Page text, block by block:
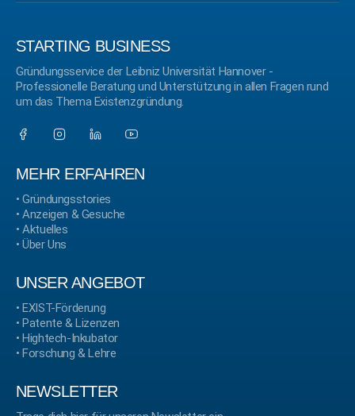
STARTING BUSINESS
Gründungsservice der Leibniz Universität Hannover -
Professionelle Beratung und Unterstützung in allen Fragen rund
um das Thema Existenzgründung.
MEHR ERFAHREN
•Gründungsstories
•Anzeigen & Gesuche
•Aktuelles
•Über Uns
UNSER ANGEBOT
•EXIST-Förderung
•Patente & Lizenzen
•Hightech-Inkubator
•Forschung & Lehre
NEWSLETTER